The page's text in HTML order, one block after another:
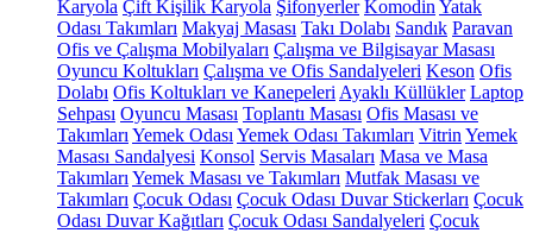
Karyola Çift Kişilik Karyola Şifonyerler Komodin Yatak
Odası Takımları Makyaj Masası Takı Dolabı Sandık Paravan
Ofis ve Çalışma Mobilyaları Çalışma ve Bilgisayar Masası
Oyuncu Koltukları Çalışma ve Ofis Sandalyeleri Keson Ofis
Dolabı Ofis Koltukları ve Kanepeleri Ayaklı Küllükler Laptop
Sehpası Oyuncu Masası Toplantı Masası Ofis Masası ve
Takımları Yemek Odası Yemek Odası Takımları Vitrin Yemek
Masası Sandalyesi Konsol Servis Masaları Masa ve Masa
Takımları Yemek Masası ve Takımları Mutfak Masası ve
Takımları Çocuk Odası Çocuk Odası Duvar Stickerları Çocuk
Odası Duvar Kağıtları Çocuk Odası Sandalyeleri Çocuk